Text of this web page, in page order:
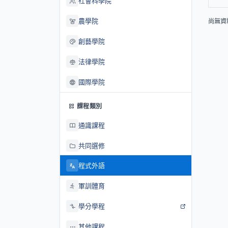
農學院
創藝學院
法律學院
國際學院
課程類別
通識課程
共同選修
程式外語
軍訓體育
學分學程
尚無資